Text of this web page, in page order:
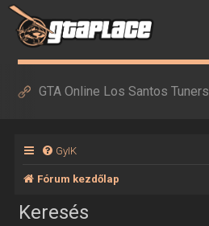
GTA Online Los Santos Tuners
GyIK
Fórum kezdőlap
Keresés